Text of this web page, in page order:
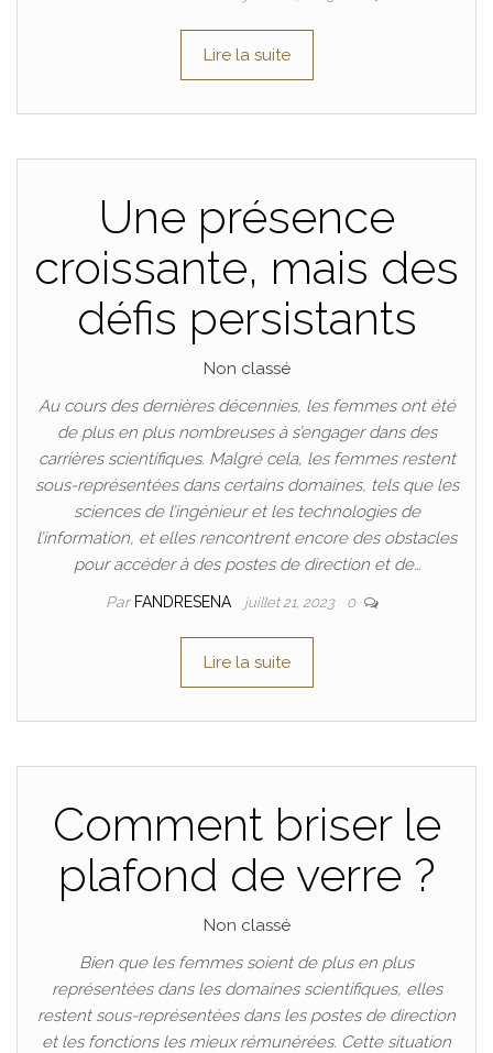
Lire la suite
Une présence
croissante, mais des
défis persistants
Non classé
Au cours des dernières décennies, les femmes ont été
de plus en plus nombreuses à s’engager dans des
carrières scientifiques. Malgré cela, les femmes restent
sous-représentées dans certains domaines, tels que les
sciences de l’ingénieur et les technologies de
l’information, et elles rencontrent encore des obstacles
pour accéder à des postes de direction et de…
Par FANDRESENA juillet 21, 2023 0
Lire la suite
Comment briser le
plafond de verre ?
Non classé
Bien que les femmes soient de plus en plus
représentées dans les domaines scientifiques, elles
restent sous-représentées dans les postes de direction
et les fonctions les mieux rémunérées. Cette situation